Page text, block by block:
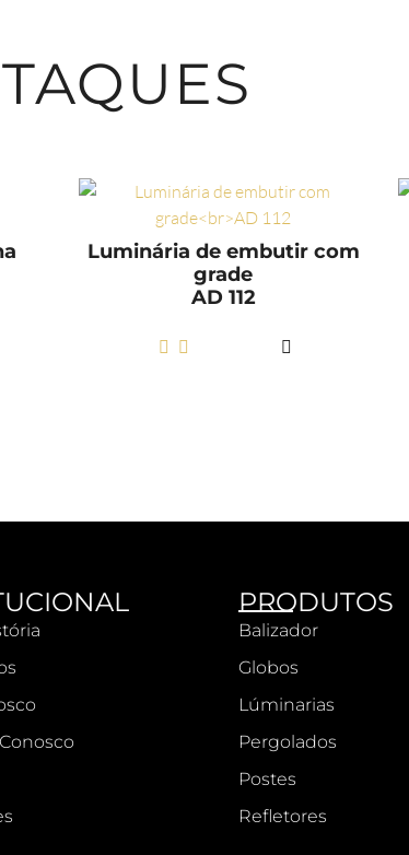
Luminária de embutir com
grade
AD 112
PRODUTOS
Balizador
Globos
Lúminarias
Pergolados
Postes
Refletores